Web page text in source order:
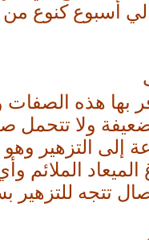
أسبوع كنوع من
بها هذه
ولا تتحمل
إلى التزهير
الملائم
تتجه